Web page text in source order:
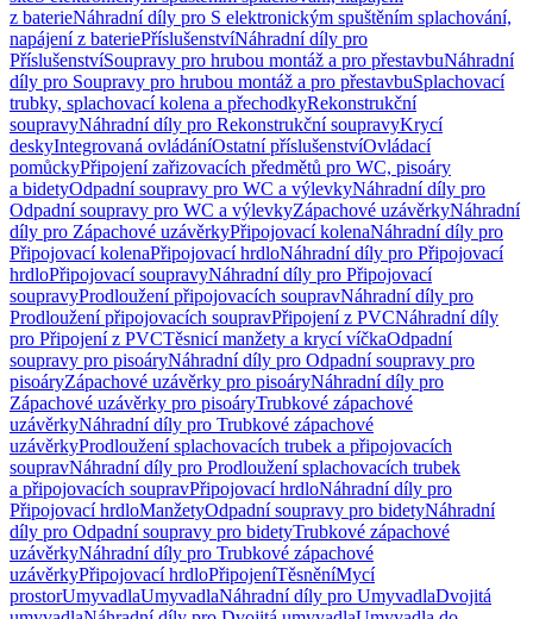
z baterieNáhradní díly pro S elektronickým spuštěním splachování,
napájení z bateriePříslušenstvíNáhradní díly pro
PříslušenstvíSoupravy pro hrubou montáž a pro přestavbuNáhradní
díly pro Soupravy pro hrubou montáž a pro přestavbuSplachovací
trubky, splachovací kolena a přechodkyRekonstrukční
soupravyNáhradní díly pro Rekonstrukční soupravyKrycí
deskyIntegrovaná ovládáníOstatní příslušenstvíOvládací
pomůckyPřipojení zařizovacích předmětů pro WC, pisoáry
a bidetyOdpadní soupravy pro WC a výlevkyNáhradní díly pro
Odpadní soupravy pro WC a výlevkyZápachové uzávěrkyNáhradní
díly pro Zápachové uzávěrkyPřipojovací kolenaNáhradní díly pro
Připojovací kolenaPřipojovací hrdloNáhradní díly pro Připojovací
hrdloPřipojovací soupravyNáhradní díly pro Připojovací
soupravyProdloužení připojovacích soupravNáhradní díly pro
Prodloužení připojovacích soupravPřipojení z PVCNáhradní díly
pro Připojení z PVCTěsnicí manžety a krycí víčkaOdpadní
soupravy pro pisoáryNáhradní díly pro Odpadní soupravy pro
pisoáryZápachové uzávěrky pro pisoáryNáhradní díly pro
Zápachové uzávěrky pro pisoáryTrubkové zápachové
uzávěrkyNáhradní díly pro Trubkové zápachové
uzávěrkyProdloužení splachovacích trubek a připojovacích
soupravNáhradní díly pro Prodloužení splachovacích trubek
a připojovacích soupravPřipojovací hrdloNáhradní díly pro
Připojovací hrdloManžetyOdpadní soupravy pro bidetyNáhradní
díly pro Odpadní soupravy pro bidetyTrubkové zápachové
uzávěrkyNáhradní díly pro Trubkové zápachové
uzávěrkyPřipojovací hrdloPřipojeníTěsněníMycí
prostorUmyvadlaUmyvadlaNáhradní díly pro UmyvadlaDvojitá